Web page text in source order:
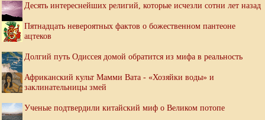
Десять интереснейших религий, которые исчезли сотни лет назад
Пятнадцать невероятных фактов о божественном пантеоне
ацтеков
Долгий путь Одиссея домой обратится из мифа в реальность
Африканский культ Мамми Вата - «Хозяйки воды» и
заклинательницы змей
Ученые подтвердили китайский миф о Великом потопе